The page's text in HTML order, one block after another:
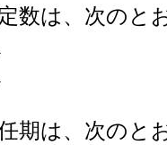
数は、次のと
期は、次のと